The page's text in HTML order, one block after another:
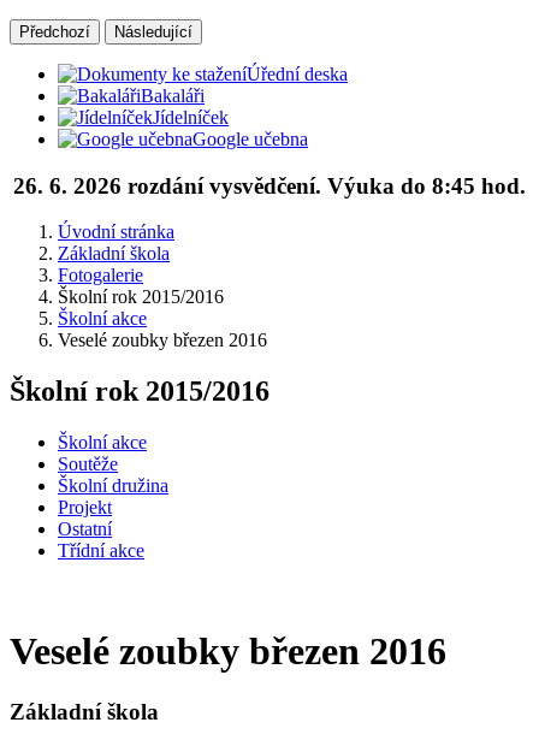
Předchozí Následující
Úřední deska
Bakaláři
Jídelníček
Google učebna
26. 6. 2026 rozdání vysvědčení. Výuka do 8:45 hod.
Úvodní stránka
Základní škola
Fotogalerie
Školní rok 2015/2016
Školní akce
Veselé zoubky březen 2016
Školní rok 2015/2016
Školní akce
Soutěže
Školní družina
Projekt
Ostatní
Třídní akce
Veselé zoubky březen 2016
Základní škola